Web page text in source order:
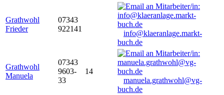
Grathwohl
Frieder
07343
922141
info@klaeranlage.markt-
buch.de
Grathwohl
Manuela
07343
9603-
33
14
manuela.grathwohl@vg-
buch.de